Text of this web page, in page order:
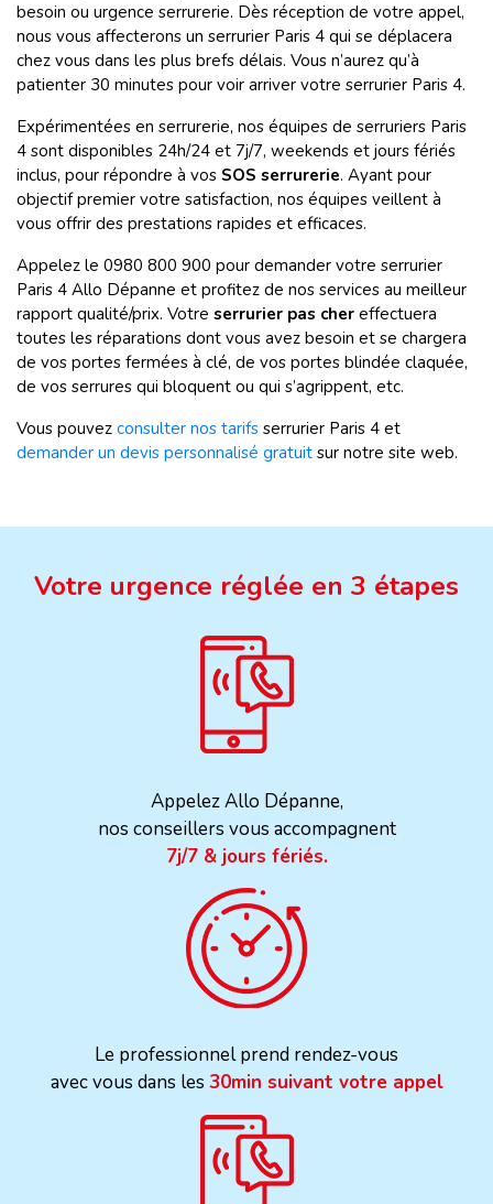
besoin ou urgence serrurerie. Dès réception de votre appel,
nous vous affecterons un serrurier Paris 4 qui se déplacera
chez vous dans les plus brefs délais. Vous n’aurez qu’à
patienter 30 minutes pour voir arriver votre serrurier Paris 4.
Expérimentées en serrurerie, nos équipes de serruriers Paris
4 sont disponibles 24h/24 et 7j/7, weekends et jours fériés
inclus, pour répondre à vos SOS serrurerie. Ayant pour
objectif premier votre satisfaction, nos équipes veillent à
vous offrir des prestations rapides et efficaces.
Appelez le 0980 800 900 pour demander votre serrurier
Paris 4 Allo Dépanne et profitez de nos services au meilleur
rapport qualité/prix. Votre serrurier pas cher effectuera
toutes les réparations dont vous avez besoin et se chargera
de vos portes fermées à clé, de vos portes blindée claquée,
de vos serrures qui bloquent ou qui s’agrippent, etc.
Vous pouvez consulter nos tarifs serrurier Paris 4 et
demander un devis personnalisé gratuit sur notre site web.
Votre urgence réglée en 3 étapes
Appelez Allo Dépanne,
nos conseillers vous accompagnent
7j/7 & jours fériés.
Le professionnel prend rendez-vous
avec vous dans les 30min suivant votre appel